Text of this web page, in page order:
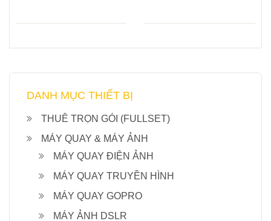
DANH MỤC THIẾT BỊ
THUÊ TRỌN GÓI (FULLSET)
MÁY QUAY & MÁY ẢNH
MÁY QUAY ĐIỆN ẢNH
MÁY QUAY TRUYỀN HÌNH
MÁY QUAY GOPRO
MÁY ẢNH DSLR